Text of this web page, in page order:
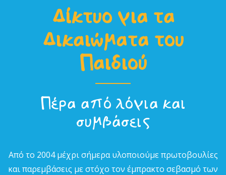
Δίκτυο για τα
Δικαιώµατα του
Παιδιού
Πέρα από λόγια και
συµβάσεις
Από το 2004 µέχρι σήµερα υλοποιούµε πρωτοβουλίες
και παρεµβάσεις µε στόχο τον έµπρακτο σεβασµό των